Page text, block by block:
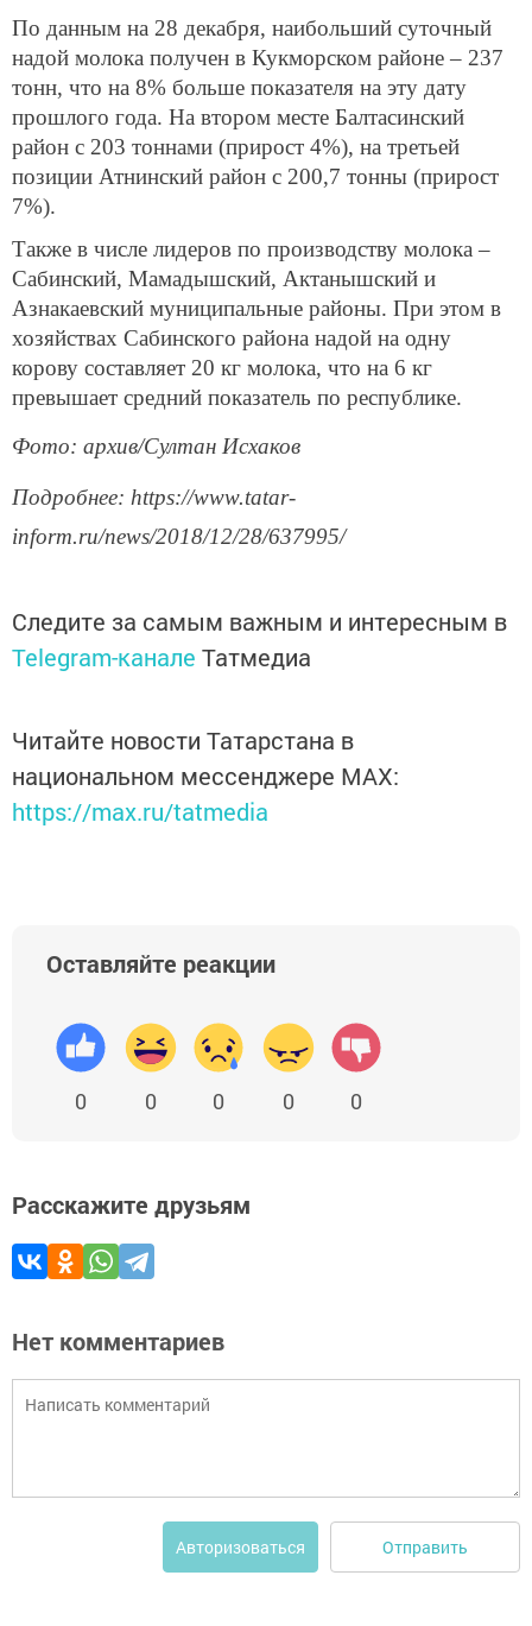
По данным на 28 декабря, наибольший суточный
надой молока получен в Кукморском районе – 237
тонн, что на 8% больше показателя на эту дату
прошлого года. На втором месте Балтасинский
район с 203 тоннами (прирост 4%), на третьей
позиции Атнинский район с 200,7 тонны (прирост
7%).
Также в числе лидеров по производству молока –
Сабинский, Мамадышский, Актанышский и
Азнакаевский муниципальные районы. При этом в
хозяйствах Сабинского района надой на одну
корову составляет 20 кг молока, что на 6 кг
превышает средний показатель по республике.
Фото: архив/Султан Исхаков
Подробнее: https://www.tatar-
inform.ru/news/2018/12/28/637995/
Следите за самым важным и интересным в
Telegram-канале Татмедиа
Читайте новости Татарстана в
национальном мессенджере MАХ:
https://max.ru/tatmedia
Оставляйте реакции
0 0 0 0 0
Расскажите друзьям
Нет комментариев
Авторизоваться Отправить